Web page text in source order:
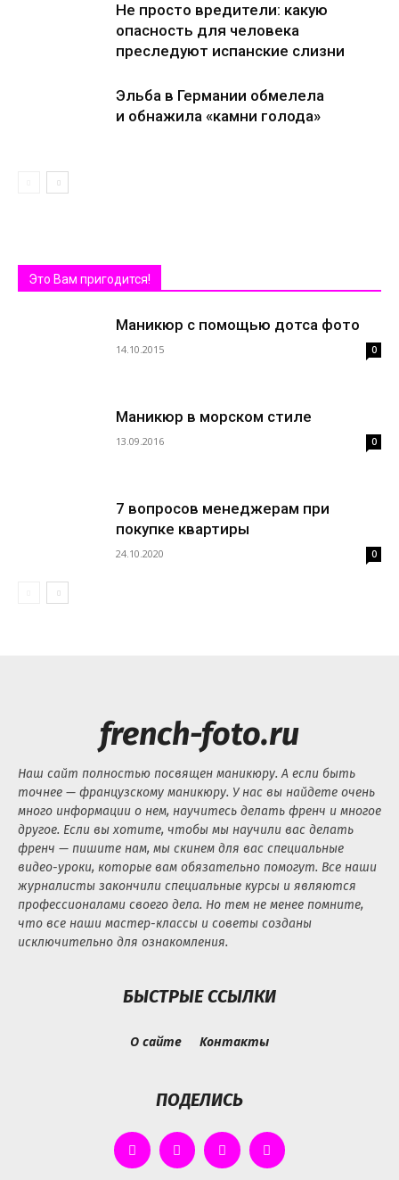
Не просто вредители: какую
опасность для человека
преследуют испанские слизни
Эльба в Германии обмелела
и обнажила «камни голода»
Это Вам пригодится!
Маникюр с помощью дотса фото
14.10.2015 0
Маникюр в морском стиле
13.09.2016 0
7 вопросов менеджерам при
покупке квартиры
24.10.2020 0
french-foto.ru
Наш сайт полностью посвящен маникюру. А если быть
точнее — французскому маникюру. У нас вы найдете очень
много информации о нем, научитесь делать френч и многое
другое. Если вы хотите, чтобы мы научили вас делать
френч — пишите нам, мы скинем для вас специальные
видео-уроки, которые вам обязательно помогут. Все наши
журналисты закончили специальные курсы и являются
профессионалами своего дела. Но тем не менее помните,
что все наши мастер-классы и советы созданы
исключительно для ознакомления.
БЫСТРЫЕ ССЫЛКИ
О сайте Контакты
ПОДЕЛИСЬ